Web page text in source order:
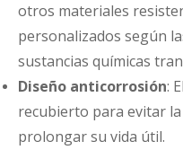
otros materiales
personalizados según
sustancias químicas
Diseño anticorrosión:
recubierto para evitar
prolongar su vida útil.